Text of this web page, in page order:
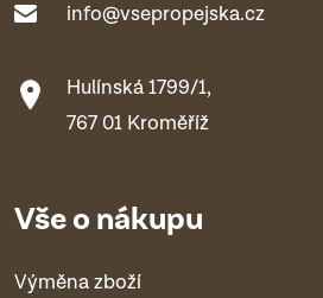
info@vsepropejska.cz
Hulínská 1799/1,
767 01 Kroměříž
Vše o nákupu
Výměna zboží